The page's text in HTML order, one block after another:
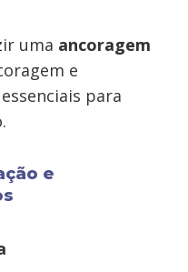
uma ancoragem
e
para
e